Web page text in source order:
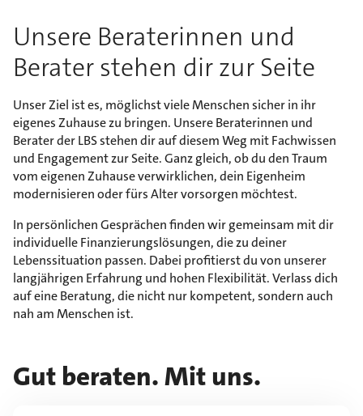
Unsere Beraterinnen und
Berater stehen dir zur Seite
Unser Ziel ist es, möglichst viele Menschen sicher in ihr
eigenes Zuhause zu bringen. Unsere Beraterinnen und
Berater der LBS stehen dir auf diesem Weg mit Fachwissen
und Engagement zur Seite. Ganz gleich, ob du den Traum
vom eigenen Zuhause verwirklichen, dein Eigenheim
modernisieren oder fürs Alter vorsorgen möchtest.
In persönlichen Gesprächen finden wir gemeinsam mit dir
individuelle Finanzierungslösungen, die zu deiner
Lebenssituation passen. Dabei profitierst du von unserer
langjährigen Erfahrung und hohen Flexibilität. Verlass dich
auf eine Beratung, die nicht nur kompetent, sondern auch
nah am Menschen ist.
Gut beraten. Mit uns.